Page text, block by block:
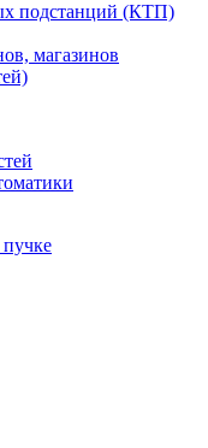
подстанций (КТП)
магазинов